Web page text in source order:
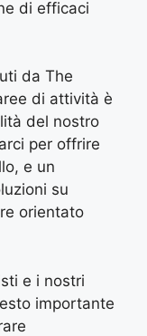
di efficaci
da The
di attività è
del nostro
per offrire
e un
su
orientato
e i nostri
importante